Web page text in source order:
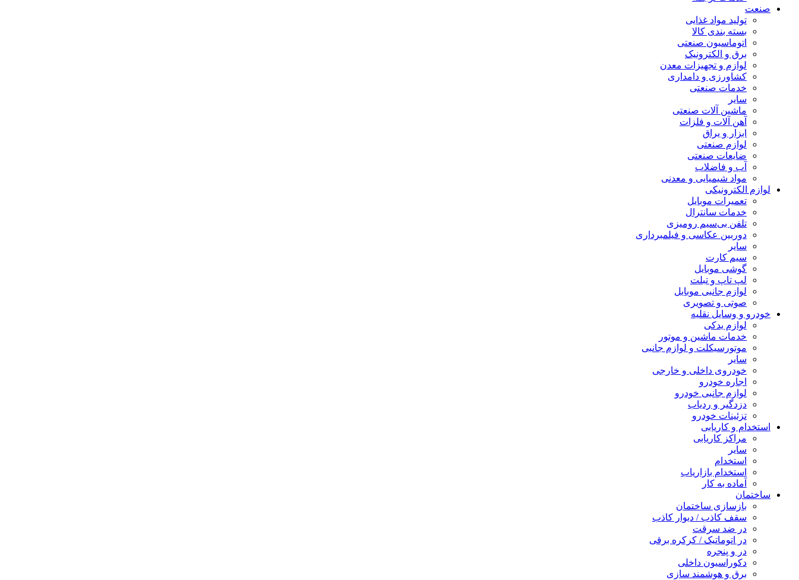
صنعت
تولید مواد غذایی
بسته بندی کالا
اتوماسیون صنعتی
برق و الکترونیک
لوازم و تجهیزات معدن
کشاورزی و دامداری
خدمات صنعتی
سایر
ماشین آلات صنعتی
آهن آلات و فلزات
ابزار و یراق
لوازم صنعتی
ضایعات صنعتی
آب و فاضلاب
مواد شیمیایی و معدنی
لوازم الکترونیکی
تعمیرات موبایل
خدمات سانترال
تلفن بی‌سیم رومیزی
دوربین عکاسی و فیلمبرداری
سایر
سیم کارت
گوشی موبایل
لپ تاپ و تبلت
لوازم جانبی موبایل
صوتی و تصویری
خودرو و وسایل نقلیه
لوازم یدکی
خدمات ماشین و موتور
موتورسیکلت و لوازم جانبی
سایر
خودروی داخلی و خارجی
اجاره خودرو
لوازم جانبی خودرو
دزدگیر و ردیاب
تزئینات خودرو
استخدام و کاریابی
مراکز کاریابی
سایر
استخدام
استخدام بازاریاب
آماده به کار
ساختمان
بازسازی ساختمان
سقف کاذب / دیوار کاذب
در ضد سرقت
در اتوماتیک / کرکره برقی
در و پنجره
دکوراسیون داخلی
برق و هوشمند سازی